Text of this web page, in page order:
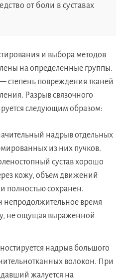
от боли в суставах
и выбора методов
на определенные группы.
степень повреждения тканей
Разрыв связочного
следующим образом:
надрыв отдельных
из них пучков.
сустав хорошо
кожу, объем движений
полностью сохранен.
непродолжительное время
не ощущая выраженной
надрыв большого
волокон. При
жалуется на